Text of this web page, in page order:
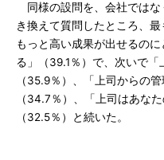
同様の設問を、会社ではな
き換えて質問したところ、
もっと高い成果が出せるの
る」（39.1％）で、次いで「
（35.9％）、「上司からの
（34.7％）、「上司はあな
（32.5％）と続いた。